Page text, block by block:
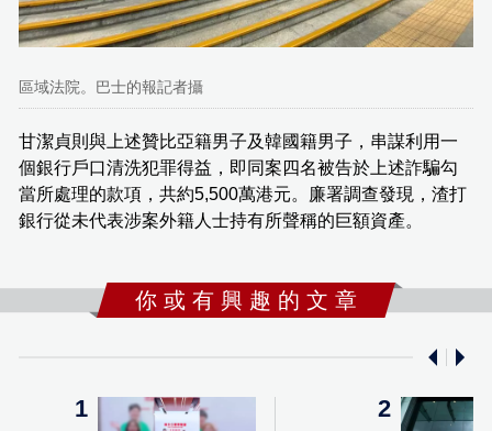
區域法院。巴士的報記者攝
甘潔貞則與上述贊比亞籍男子及韓國籍男子，串謀利用一
個銀行戶口清洗犯罪得益，即同案四名被告於上述詐騙勾
當所處理的款項，共約5,500萬港元。廉署調查發現，渣打
銀行從未代表涉案外籍人士持有所聲稱的巨額資產。
你 或 有 興 趣 的 文 章